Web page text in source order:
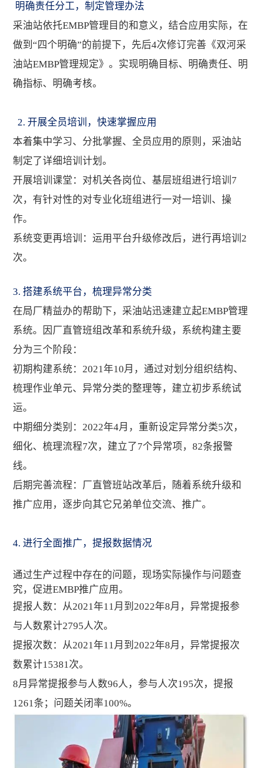
明确责任分工，制定管理办法
采油站依托EMBP管理目的和意义，结合应用实际，在
做到“四个明确”的前提下，先后4次修订完善《双河采
油站EMBP管理规定》。实现明确目标、明确责任、明
确指标、明确考核。
2. 开展全员培训，快速掌握应用
本着集中学习、分批掌握、全员应用的原则，采油站
制定了详细培训计划。
开展培训课堂：对机关各岗位、基层班组进行培训7
次，有针对性的对专业化班组进行一对一培训、操
作。
系统变更再培训：运用平台升级修改后，进行再培训2
次。
3. 搭建系统平台，梳理异常分类
在局厂精益办的帮助下，采油站迅速建立起EMBP管理
系统。因厂直管班组改革和系统升级，系统构建主要
分为三个阶段：
初期构建系统：2021年10月，通过对划分组织结构、
梳理作业单元、异常分类的整理等，建立初步系统试
运。
中期细分类别：2022年4月，重新设定异常分类5次，
细化、梳理流程7次，建立了7个异常项，82条报警
线。
后期完善流程：厂直管班站改革后，随着系统升级和
推广应用，逐步向其它兄弟单位交流、推广。
4. 进行全面推广，提报数据情况
通过生产过程中存在的问题，现场实际操作与问题查
究，促进EMBP推广应用。
提报人数：从2021年11月到2022年8月，异常提报参
与人数累计2795人次。
提报次数：从2021年11月到2022年8月，异常提报次
数累计15381次。
8月异常提报参与人数96人，参与人次195次，提报
1261条；问题关闭率100%。